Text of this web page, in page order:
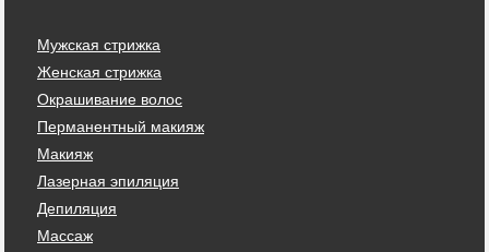
Мужская стрижка
Женская стрижка
Окрашивание волос
Перманентный макияж
Макияж
Лазерная эпиляция
Депиляция
Массаж